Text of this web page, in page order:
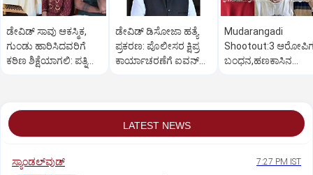
ಡೇವಿಡ್ ಸಾವು ಆಕಸ್ಮಿಕ,
ಗುಂಡು ಹಾರಿಸಿದವರಿಗೆ
ಕಠಿಣ ಶಿಕ್ಷೆಯಾಗಲಿ: ಪತ್ನಿ
ಡೇವಿಡ್ ಡಿಸೋಜಾ ಹತ್ಯೆ
ಪ್ರಕರಣ: ಪೊಲೀಸರ ಕ್ಷಿಪ್ರ
ಕಾರ್ಯಾಚರಣೆಗೆ ಐವನ್
Mudarangadi
Shootout:‌3
ಬಂಧನ,ಹಣಕಾಸಿನ
LATEST NEWS
ಸ್ಯಾಂಡಲ್‌ವುಡ್‌ 7:27 PM IST